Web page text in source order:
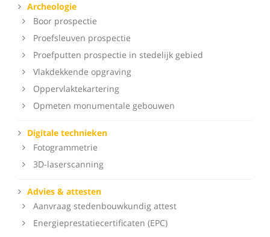
Archeologie
Boor prospectie
Proefsleuven prospectie
Proefputten prospectie in stedelijk gebied
Vlakdekkende opgraving
Oppervlaktekartering
Opmeten monumentale gebouwen
Digitale technieken
Fotogrammetrie
3D-laserscanning
Advies & attesten
Aanvraag stedenbouwkundig attest
Energieprestatiecertificaten (EPC)